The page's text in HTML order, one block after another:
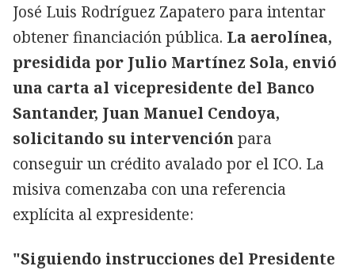
José Luis Rodríguez Zapatero para intentar
obtener financiación pública. La aerolínea,
presidida por Julio Martínez Sola, envió
una carta al vicepresidente del Banco
Santander, Juan Manuel Cendoya,
solicitando su intervenciónpara
conseguir un crédito avalado por el ICO. La
misiva comenzaba con una referencia
explícita al expresidente:
"Siguiendo instrucciones del Presidente